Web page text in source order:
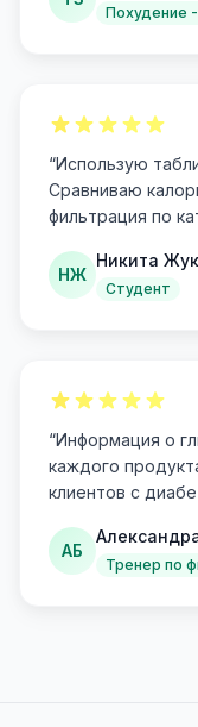
Похудение -
“Использую
Сравниваю
фильтрация по
НЖ
Никита
Студент
“Информация о
каждого
клиентов с
АБ
Тренер по